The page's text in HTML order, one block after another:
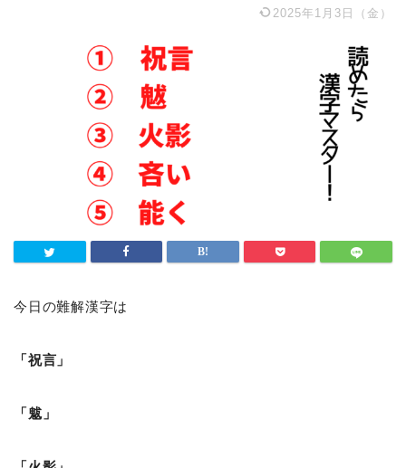
2025年1月3日（金）
今日の難解漢字は
「祝言」
「魃」